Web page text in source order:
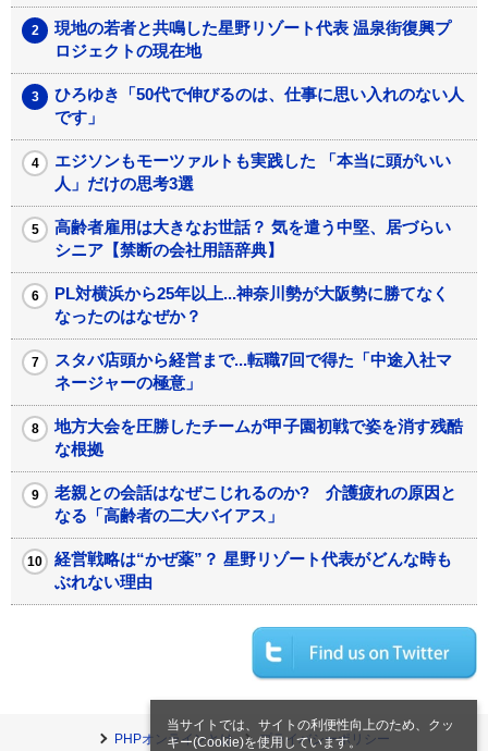
当サイトでは、サイトの利便性向上のため、クッ
キー(Cookie)を使用しています。
現地の若者と共鳴した星野リゾート代表 温泉街復興プ
ロジェクトの現在地
ひろゆき「50代で伸びるのは、仕事に思い入れのない人
です」
エジソンもモーツァルトも実践した 「本当に頭がいい
人」だけの思考3選
高齢者雇用は大きなお世話？ 気を遣う中堅、居づらい
シニア【禁断の会社用語辞典】
PL対横浜から25年以上...神奈川勢が大阪勢に勝てなく
なったのはなぜか？
スタバ店頭から経営まで...転職7回で得た「中途入社マ
ネージャーの極意」
地方大会を圧勝したチームが甲子園初戦で姿を消す残酷
な根拠
老親との会話はなぜこじれるのか? 介護疲れの原因と
なる「高齢者の二大バイアス」
経営戦略は“かぜ薬”？ 星野リゾート代表がどんな時も
ぶれない理由
PHPオンラインとは プライバシーポリシー